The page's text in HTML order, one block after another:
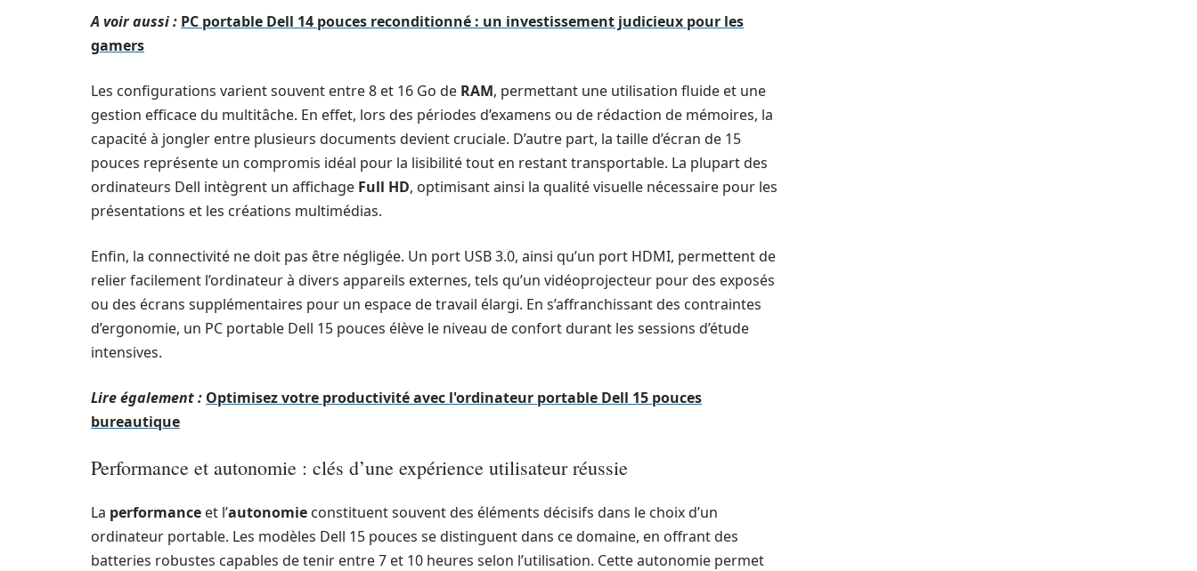
A voir aussi : PC portable Dell 14 pouces reconditionné : un investissement judicieux pour les
gamers
Les configurations varient souvent entre 8 et 16 Go de RAM, permettant une utilisation fluide et une
gestion efficace du multitâche. En effet, lors des périodes d’examens ou de rédaction de mémoires, la
capacité à jongler entre plusieurs documents devient cruciale. D’autre part, la taille d’écran de 15
pouces représente un compromis idéal pour la lisibilité tout en restant transportable. La plupart des
ordinateurs Dell intègrent un affichage Full HD, optimisant ainsi la qualité visuelle nécessaire pour les
présentations et les créations multimédias.
Enfin, la connectivité ne doit pas être négligée. Un port USB 3.0, ainsi qu’un port HDMI, permettent de
relier facilement l’ordinateur à divers appareils externes, tels qu’un vidéoprojecteur pour des exposés
ou des écrans supplémentaires pour un espace de travail élargi. En s’affranchissant des contraintes
d’ergonomie, un PC portable Dell 15 pouces élève le niveau de confort durant les sessions d’étude
intensives.
Lire également : Optimisez votre productivité avec l'ordinateur portable Dell 15 pouces
bureautique
Performance et autonomie : clés d’une expérience utilisateur réussie
La performance et l’autonomie constituent souvent des éléments décisifs dans le choix d’un
ordinateur portable. Les modèles Dell 15 pouces se distinguent dans ce domaine, en offrant des
batteries robustes capables de tenir entre 7 et 10 heures selon l’utilisation. Cette autonomie permet